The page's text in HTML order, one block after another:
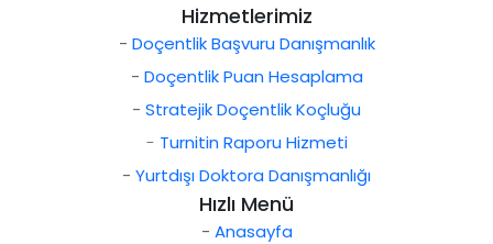
Hizmetlerimiz
- Doçentlik Başvuru Danışmanlık
- Doçentlik Puan Hesaplama
- Stratejik Doçentlik Koçluğu
- Turnitin Raporu Hizmeti
- Yurtdışı Doktora Danışmanlığı
Hızlı Menü
- Anasayfa